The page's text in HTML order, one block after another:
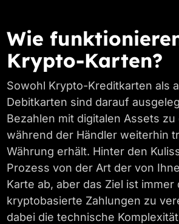
Wie
Krypto-Karten?
Sowohl Krypto-Kreditkarten als
Debitkarten sind darauf
Bezahlen mit digitalen Assets
während der Händler weiterhin
Währung erhält. Hinter den
Prozess von der Art der von
Karte ab, aber das Ziel ist immer
kryptobasierte Zahlungen zu
dabei die technische